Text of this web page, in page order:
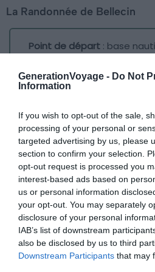
GenerationVoyage - Do Not
Information
If you wish to opt-out of the sale,
processing of your personal or
targeted advertising by us, please
section to confirm your selection.
opt-out request is processed you
interest-based ads based on
us or personal information
your opt-out. You may separately
disclosure of your personal
IAB’s list of downstream
also be disclosed by us to third
Downstream Participants that may
La Randonnée de Bellecin
Point de départ : base
Durée: environ 5 heures
Difficulté: facile
Traverser le lac ;
Emprunter la petite route qui
départementale. Vous
dominant le lac ;
À l’intersection, prendre à
Après 1 kilomètre, rejoindre
Traverser le pont de la Pyle ;